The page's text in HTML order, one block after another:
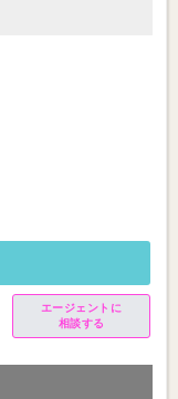
エージェントに
相談する